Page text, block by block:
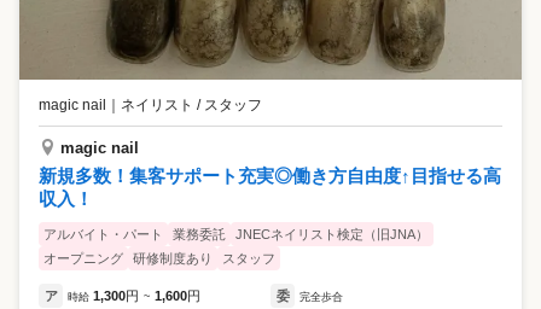
magic nail ネイリスト / スタッフ
magic nail
新規多数！集客サポート充実◎働き方自由度↑目指せる高
収入！
アルバイト・パート 業務委託
JNECネイリスト検定（旧JNA）
オープニング
研修制度あり スタッフ
ア 時給 1,300円 ~ 1,600円 委 完全歩合